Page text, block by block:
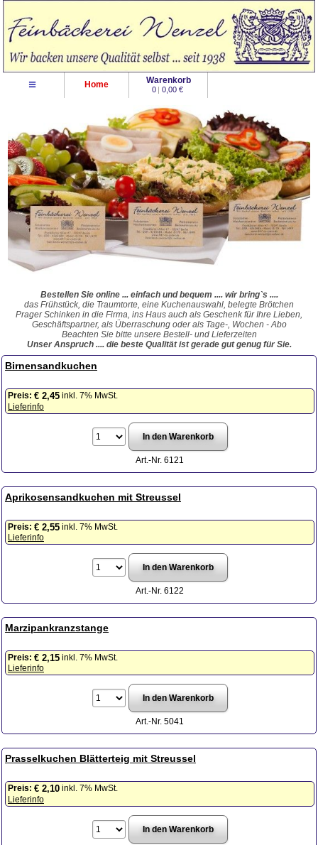
≡ Home Warenkorb
0 | 0,00 €
Bestellen Sie online ... einfach und bequem .... wir bring`s ....
das Frühstück, die Traumtorte, eine Kuchenauswahl, belegte Brötchen
Prager Schinken in die Firma, ins Haus auch als Geschenk für Ihre Lieben,
Geschäftspartner, als Überraschung oder als Tage-, Wochen - Abo
Beachten Sie bitte unsere Bestell- und Lieferzeiten
Unser Anspruch .... die beste Qualität ist gerade gut genug für Sie.
Birnensandkuchen
Preis: € 2,45 inkl. 7% MwSt.
Lieferinfo
Art.-Nr. 6121
Aprikosensandkuchen mit Streussel
Preis: € 2,55 inkl. 7% MwSt.
Lieferinfo
Art.-Nr. 6122
Marzipankranzstange
Preis: € 2,15 inkl. 7% MwSt.
Lieferinfo
Art.-Nr. 5041
Prasselkuchen Blätterteig mit Streussel
Preis: € 2,10 inkl. 7% MwSt.
Lieferinfo